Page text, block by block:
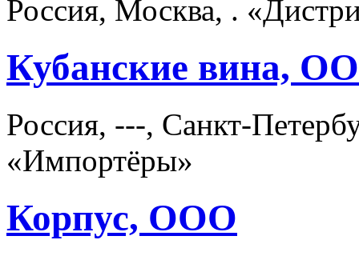
Россия, Москва, .
Кубанские вина,
Россия, ---, Санкт-
«Импортёры»
Корпус, ООО